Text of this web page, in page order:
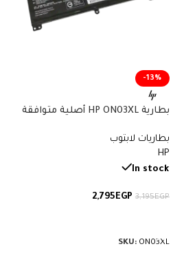
-13%
بطارية HP ON03XL أصلية متوافقة
سعة 41.7 واط/ساعة
بطاريات لابتوب
HP
In stock
3,195EGP
2,795EGP
SKU: ON03XL